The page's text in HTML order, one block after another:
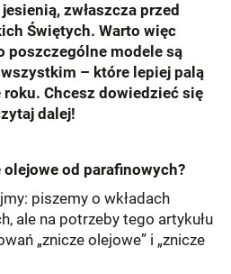
zwłaszcza przed
Świętych. Warto więc
poszczególne modele są
– które lepiej palą
roku. Chcesz dowiedzieć się
dalej!
od parafinowych?
piszemy o wkładach
ale na potrzeby tego artykułu
„znicze olejowe” i „znicze